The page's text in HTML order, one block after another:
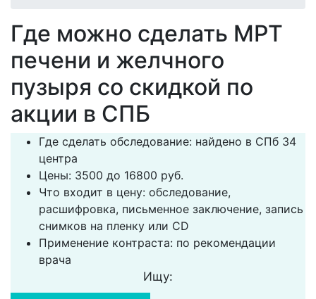
Где можно сделать МРТ
печени и желчного
пузыря со скидкой по
акции в СПБ
Где сделать обследование: найдено в СПб 34
центра
Цены: 3500 до 16800 руб.
Что входит в цену: обследование,
расшифровка, письменное заключение, запись
снимков на пленку или CD
Применение контраста: по рекомендации
врача
Ищу: